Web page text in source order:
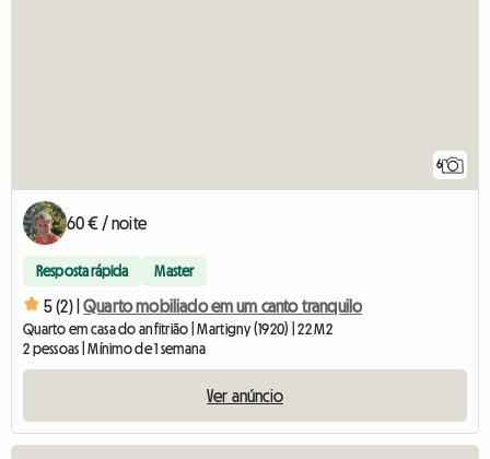
6
60 € / noite
Resposta rápida Master
5 (2) | Quarto mobiliado em um canto tranquilo
Quarto em casa do anfitrião | Martigny (1920) | 22 M2
2 pessoas | Mínimo de 1 semana
Ver anúncio